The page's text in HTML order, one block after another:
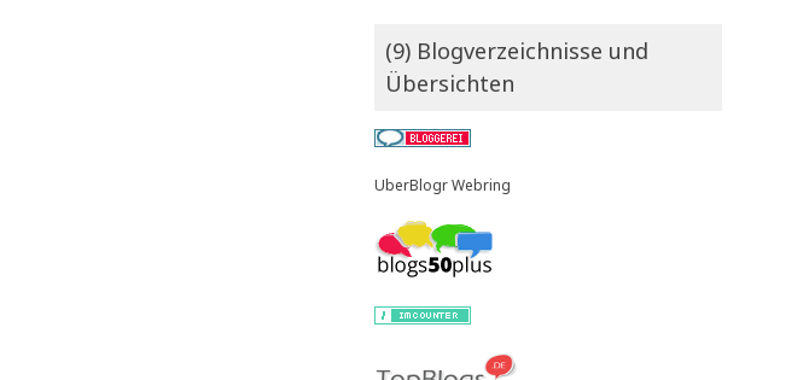
(9) Blogverzeichnisse und
Übersichten
UberBlogr Webring